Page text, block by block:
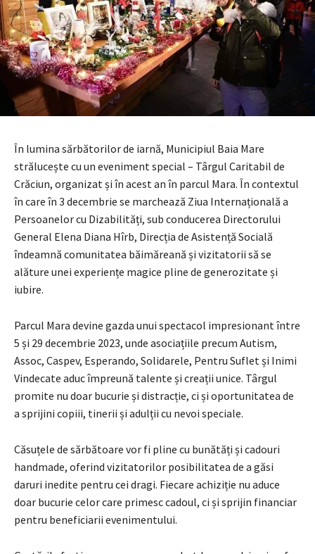
În lumina sărbătorilor de iarnă, Municipiul Baia Mare
strălucește cu un eveniment special – Târgul Caritabil de
Crăciun, organizat și în acest an în parcul Mara. În contextul
în care în 3 decembrie se marchează Ziua Internațională a
Persoanelor cu Dizabilități, sub conducerea Directorului
General Elena Diana Hîrb, Direcția de Asistență Socială
îndeamnă comunitatea băimăreană și vizitatorii să se
alăture unei experiențe magice pline de generozitate și
iubire.
Parcul Mara devine gazda unui spectacol impresionant între
5 și 29 decembrie 2023, unde asociațiile precum Autism,
Assoc, Caspev, Esperando, Solidarele, Pentru Suflet și Inimi
Vindecate aduc împreună talente și creații unice. Târgul
promite nu doar bucurie și distracție, ci și oportunitatea de
a sprijini copiii, tinerii și adulții cu nevoi speciale.
Căsuțele de sărbătoare vor fi pline cu bunătăți și cadouri
handmade, oferind vizitatorilor posibilitatea de a găsi
daruri inedite pentru cei dragi. Fiecare achiziție nu aduce
doar bucurie celor care primesc cadoul, ci și sprijin financiar
pentru beneficiarii evenimentului.